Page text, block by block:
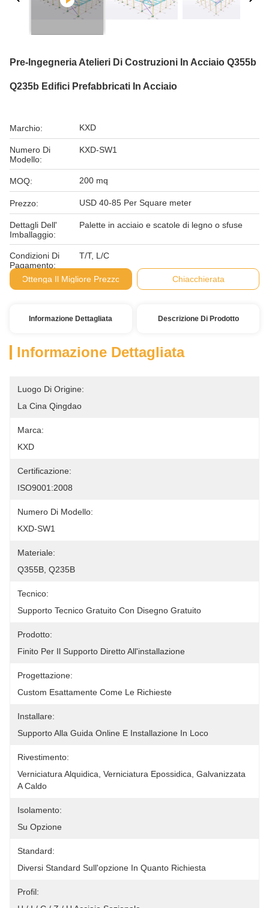
Pre-Ingegneria Atelieri Di Costruzioni In Acciaio Q355b
Q235b Edifici Prefabbricati In Acciaio
Marchio: KXD
Numero Di
Modello:
KXD-SW1
MOQ: 200 mq
Prezzo: USD 40-85 Per Square meter
Dettagli Dell'
Imballaggio:
Palette in acciaio e scatole di legno o sfuse
Condizioni Di
Pagamento:
T/T, L/C
Ottenga Il Migliore Prezzo Chiacchierata
Informazione Dettagliata Descrizione Di Prodotto
Informazione Dettagliata
Luogo Di Origine:
La Cina Qingdao
Marca:
KXD
Certificazione:
ISO9001:2008
Numero Di Modello:
KXD-SW1
Materiale:
Q355B, Q235B
Tecnico:
Supporto Tecnico Gratuito Con Disegno Gratuito
Prodotto:
Finito Per Il Supporto Diretto All'installazione
Progettazione:
Custom Esattamente Come Le Richieste
Installare:
Supporto Alla Guida Online E Installazione In Loco
Rivestimento:
Verniciatura Alquidica, Verniciatura Epossidica, Galvanizzata
A Caldo
Isolamento:
Su Opzione
Standard:
Diversi Standard Sull'opzione In Quanto Richiesta
Profil: